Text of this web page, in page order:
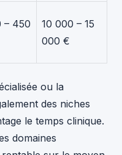
– 450
10 000 – 15
000 €
ou la
des niches
le temps clinique.
domaines